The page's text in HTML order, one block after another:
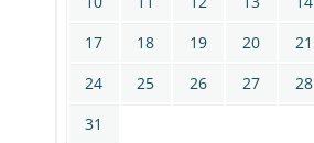
17
18 19 20 21
24
25 26 27 28
31